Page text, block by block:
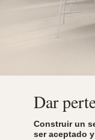
Construir un
ser aceptado
Dar